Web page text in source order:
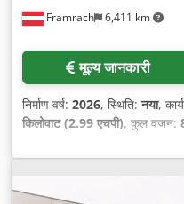
Framrach 6,411 km
मूल्य जानकारी
निर्माण वर्ष: 2026, स्थिति:नया,
किलोवाट (2.99 एचपी), कुल वजन:
उपकरण:आपातकालीन रोक,